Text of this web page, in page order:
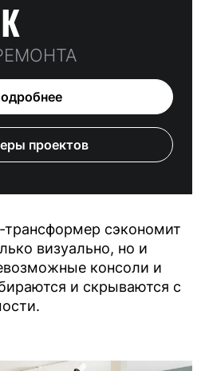
проектов
трансформер сэкономит
визуально, но и
консоли и
и скрываются с